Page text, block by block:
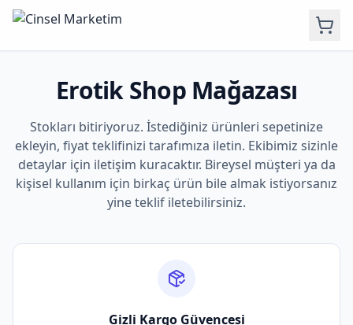
Erotik Shop Mağazası
Stokları bitiriyoruz. İstediğiniz ürünleri sepetinize
ekleyin, fiyat teklifinizi tarafımıza iletin. Ekibimiz sizinle
detaylar için iletişim kuracaktır. Bireysel müşteri ya da
kişisel kullanım için birkaç ürün bile almak istiyorsanız
yine teklif iletebilirsiniz.
Gizli Kargo Güvencesi